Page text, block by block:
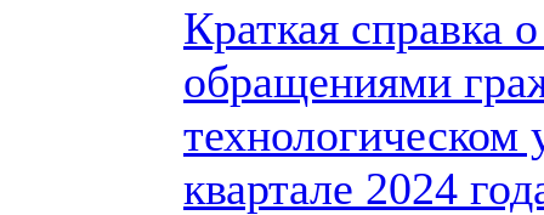
Краткая справка
обращениями
технологическом
квартале 2024